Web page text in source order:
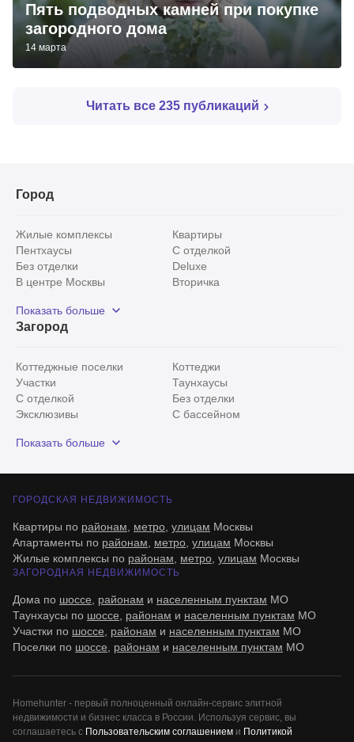
Пять подводных камней при покупке
загородного дома
14 марта
Читать все 235 публикаций
Город
Жилые комплексы
Квартиры
Пентхаусы
С отделкой
Без отделки
Deluxe
В центре Москвы
Вторичка
Рядом с парком
С панорамными окнами
Показать больше
Загород
Коттеджные поселки
Коттеджи
Участки
Таунхаусы
С отделкой
Без отделки
Эксклюзивы
С бассейном
Красногорский район
Показать больше
ГОРОДСКАЯ НЕДВИЖИМОСТЬ
Квартиры по районам, метро, улицам Москвы
Апартаменты по районам, метро, улицам Москвы
Жилые комплексы по районам, метро, улицам Москвы
ЗАГОРОДНАЯ НЕДВИЖИМОСТЬ
Дома по шоссе, районам и населенным пунктам МО
Таунхаусы по шоссе, районам и населенным пунктам МО
Участки по шоссе, районам и населенным пунктам МО
Поселки по шоссе, районам и населенным пунктам МО
Homehunter - первый полноценный онлайн-сервис элитной
недвижимости и бизнес класса в России. Используя сервис, вы
соглашаетесь с Пользовательским соглашением и Политикой
Сегодня